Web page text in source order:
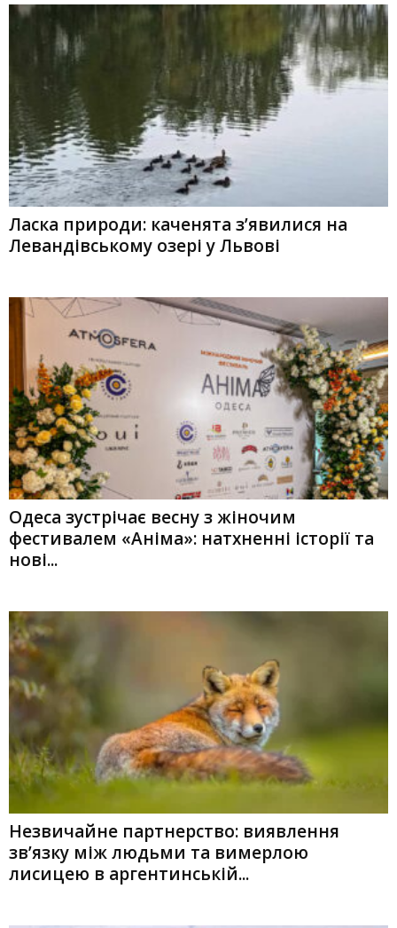
Ласка природи: каченята з’явилися на
Левандівському озері у Львові
Одеса зустрічає весну з жіночим
фестивалем «Аніма»: натхненні історії та
нові...
Незвичайне партнерство: виявлення
зв’язку між людьми та вимерлою
лисицею в аргентинській...